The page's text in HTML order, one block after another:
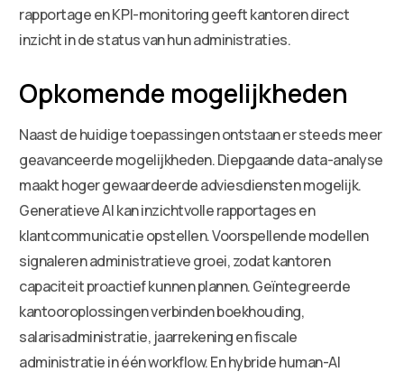
rapportage en KPI-monitoring geeft kantoren direct
inzicht in de status van hun administraties.
Opkomende mogelijkheden
Naast de huidige toepassingen ontstaan er steeds meer
geavanceerde mogelijkheden. Diepgaande data-analyse
maakt hoger gewaardeerde adviesdiensten mogelijk.
Generatieve AI kan inzichtvolle rapportages en
klantcommunicatie opstellen. Voorspellende modellen
signaleren administratieve groei, zodat kantoren
capaciteit proactief kunnen plannen. Geïntegreerde
kantooroplossingen verbinden boekhouding,
salarisadministratie, jaarrekening en fiscale
administratie in één workflow. En hybride human-AI